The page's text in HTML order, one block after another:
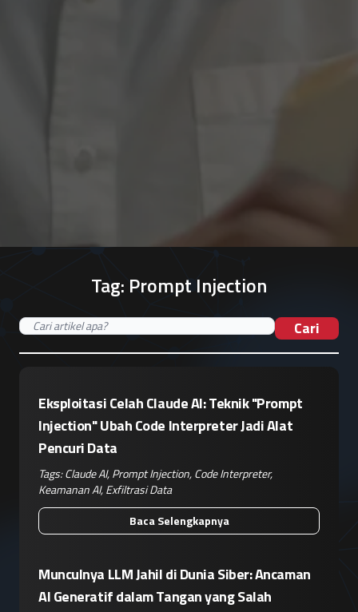
Tag: Prompt Injection
Cari
Eksploitasi Celah Claude AI: Teknik "Prompt
Injection" Ubah Code Interpreter Jadi Alat
Pencuri Data
Tags:Claude AI,Prompt Injection,Code Interpreter,
Keamanan AI,Exfiltrasi Data
Baca Selengkapnya
Munculnya LLM Jahil di Dunia Siber: Ancaman
AI Generatif dalam Tangan yang Salah